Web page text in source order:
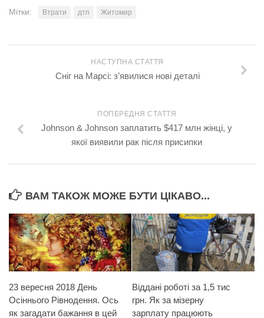
Мітки: Втрати дтп Житомир
НАСТУПНА СТАТТЯ
Сніг на Марсі: з’явилися нові деталі
ПОПЕРЕДНЯ СТАТТЯ
Johnson & Johnson заплатить $417 млн жінці, у
якої виявили рак після присипки
ВАМ ТАКОЖ МОЖЕ БУТИ ЦІКАВО...
23 вересня 2018 День
Осіннього Рівнодення. Ось
як загадати бажання в цей
Віддані роботі за 1,5 тис
грн. Як за мізерну
зарплату працюють